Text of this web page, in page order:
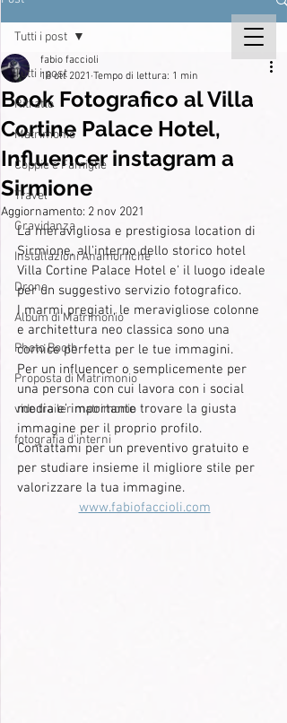
Tutti i post
Ritratto
Matrimonio
Coppie e Famiglie
Travel
Gravidanza
Installazioni Anamorfiche
Drone
Album di Matrimonio
Photo Booth
Proposta di Matrimonio
vido trailer matrimonio
fotografia d'interni
Tutti i post
Book Fotografico al Villa
Cortine Palace Hotel,
Influencer instagram a
Sirmione
fabio faccioli
18 ott 2021 Tempo di lettura: 1 min
Aggiornamento: 2 nov 2021
La meravigliosa e prestigiosa location di
Sirmione, all'interno dello storico hotel
Villa Cortine Palace Hotel e' il luogo ideale
per un suggestivo servizio fotografico.
I marmi pregiati, le meravigliose colonne
e architettura neo classica sono una
cornice perfetta per le tue immagini.
Per un influencer o semplicemente per
una persona con cui lavora con i social
media e' importante trovare la giusta
immagine per il proprio profilo.
Contattami per un preventivo gratuito e
per studiare insieme il migliore stile per
valorizzare la tua immagine.
www.fabiofaccioli.com